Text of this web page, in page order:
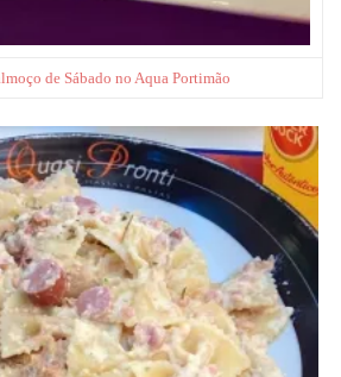
de Sábado no Aqua Portimão